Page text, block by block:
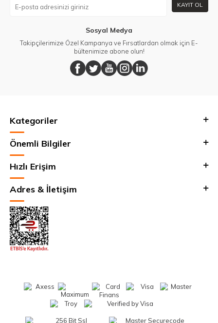
KAYIT OL
Sosyal Medya
Takipçilerimize Özel Kampanya ve Fırsatlardan olmak için E-
bültenimize abone olun!
Kategoriler
Önemli Bilgiler
Hızlı Erişim
Adres & İletişim